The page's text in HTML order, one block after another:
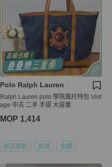
Polo Ralph Lauren
Ralph Lauren polo 學院風托特包 Vint
age 中古 二手 手提 大容量
MOP 1,414
狀況良好 台灣 免運